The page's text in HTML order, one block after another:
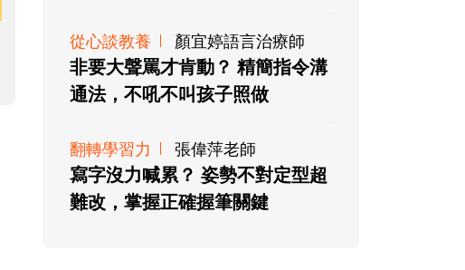
從心談教養 顏宜婷語言治療師
非要大聲罵才肯動？ 精簡指令溝
通法，不吼不叫孩子照做
翻轉學習力 張偉萍老師
寫字沒力喊累？ 姿勢不對定型超
難改，掌握正確握筆關鍵